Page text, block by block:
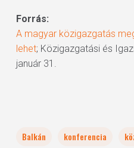
Forrás:
A magyar közigazgatás
lehet; Közigazgatási és
január 31.
Balkán konferencia